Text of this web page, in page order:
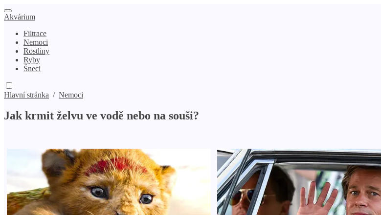
Akvárium
Filtrace
Nemoci
Rostliny
Ryby
Šneci
Hlavní stránka / Nemoci
Jak krmit želvu ve vodě nebo na souši?